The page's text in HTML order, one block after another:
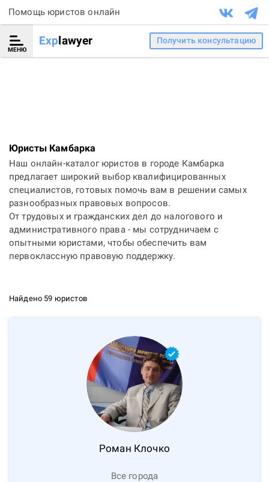
Помощь юристов онлайн
МЕНЮ
Explawyer Получить консультацию
Юристы Камбарка
Наш онлайн-каталог юристов в городе Камбарка
предлагает широкий выбор квалифицированных
специалистов, готовых помочь вам в решении самых
разнообразных правовых вопросов.
От трудовых и гражданских дел до налогового и
административного права - мы сотрудничаем с
опытными юристами, чтобы обеспечить вам
первоклассную правовую поддержку.
Найдено 59 юристов
Роман Клочко
Все города